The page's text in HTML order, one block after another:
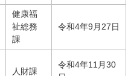
健康福
祉総務
課
令和4年9月27日
人財課
令和4年11月30